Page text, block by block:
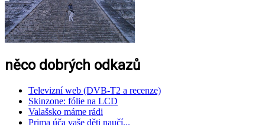
něco dobrých odkazů
Televizní web (DVB-T2 a recenze)
Skinzone: fólie na LCD
Valašsko máme rádi
Prima úča vaše děti naučí...